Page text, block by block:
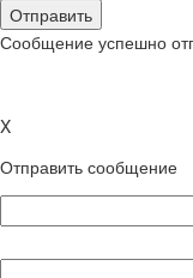
Отправить
Сообщение успешно
X
Отправить сообщение